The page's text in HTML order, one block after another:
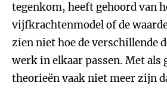
tegenkom, heeft gehoord van
vijfkrachtenmodel of de
zien niet hoe de verschillende
werk in elkaar passen. Met als
theorieën vaak niet meer zijn